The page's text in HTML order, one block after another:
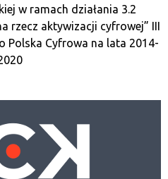
w ramach działania 3.2
rzecz aktywizacji cyfrowej” III
Polska Cyfrowa na lata 2014-